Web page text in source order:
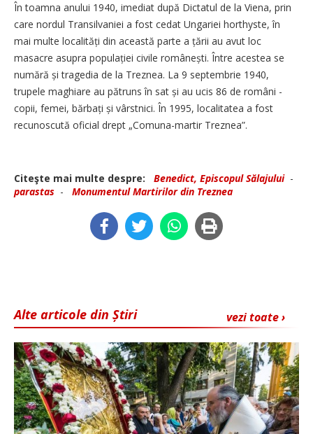
În toamna anului 1940, imediat după Dictatul de la Viena, prin
care nordul Transilvaniei a fost cedat Ungariei horthyste, în
mai multe localități din această parte a țării au avut loc
masacre asupra populației civile românești. Între acestea se
numără și tragedia de la Treznea. La 9 septembrie 1940,
trupele maghiare au pătruns în sat și au ucis 86 de români -
copii, femei, bărbați și vârstnici. În 1995, localitatea a fost
recunoscută oficial drept „Comuna-martir Treznea”.
Citeşte mai multe despre: Benedict, Episcopul Sălajului-
parastas - Monumentul Martirilor din Treznea
vezi toate ›
Alte articole din Știri